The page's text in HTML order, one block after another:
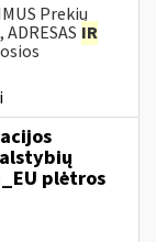
Prekių
IR
plėtros